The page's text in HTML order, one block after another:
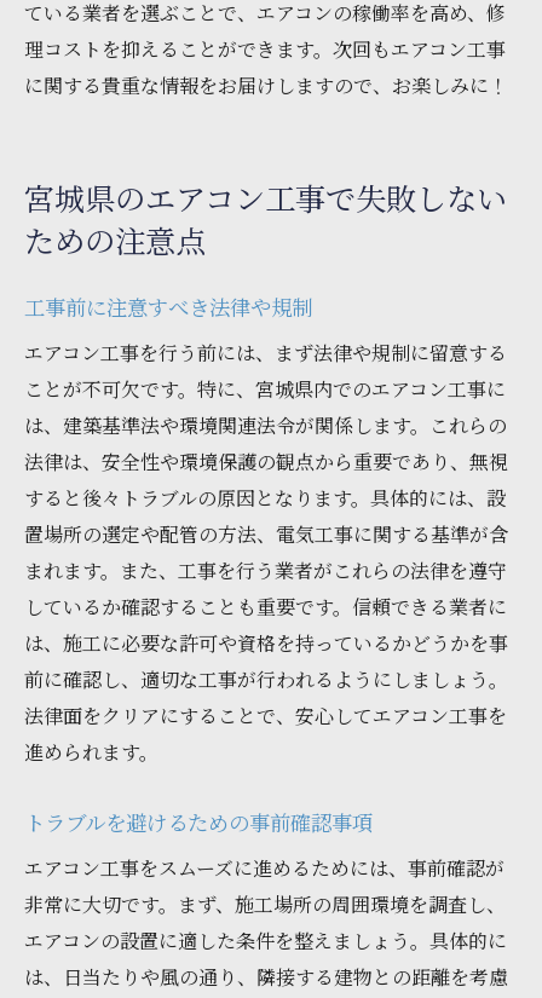
ている業者を選ぶことで、エアコンの稼働率を高め、修
理コストを抑えることができます。次回もエアコン工事
に関する貴重な情報をお届けしますので、お楽しみに！
宮城県のエアコン工事で失敗しない
ための注意点
工事前に注意すべき法律や規制
エアコン工事を行う前には、まず法律や規制に留意する
ことが不可欠です。特に、宮城県内でのエアコン工事に
は、建築基準法や環境関連法令が関係します。これらの
法律は、安全性や環境保護の観点から重要であり、無視
すると後々トラブルの原因となります。具体的には、設
置場所の選定や配管の方法、電気工事に関する基準が含
まれます。また、工事を行う業者がこれらの法律を遵守
しているか確認することも重要です。信頼できる業者に
は、施工に必要な許可や資格を持っているかどうかを事
前に確認し、適切な工事が行われるようにしましょう。
法律面をクリアにすることで、安心してエアコン工事を
進められます。
トラブルを避けるための事前確認事項
エアコン工事をスムーズに進めるためには、事前確認が
非常に大切です。まず、施工場所の周囲環境を調査し、
エアコンの設置に適した条件を整えましょう。具体的に
は、日当たりや風の通り、隣接する建物との距離を考慮